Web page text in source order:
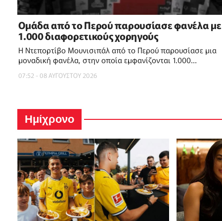
Ομάδα από το Περού παρουσίασε φανέλα με
1.000 διαφορετικούς χορηγούς
Η Ντεπορτίβο Μουνισιπάλ από το Περού παρουσίασε μια
μοναδική φανέλα, στην οποία εμφανίζονται 1.000
07:52 - 08 ΑΥΓΟΥΣΤΟΥ 2026
Ημίχρονο